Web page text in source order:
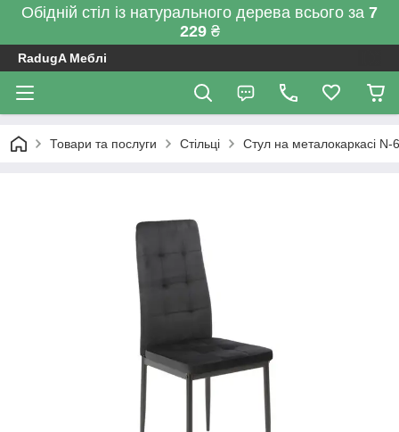
Обідній стіл із натурального дерева всього за 7
229₴
RadugA Меблі
Товари та послуги Стільці Стул на металокаркасі